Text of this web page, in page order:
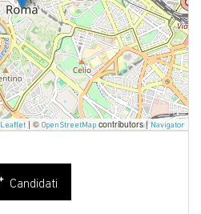
Leaflet |©OpenStreetMap contributors |Navigator
Candidati